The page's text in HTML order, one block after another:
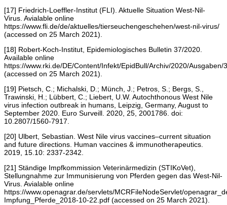
[17] Friedrich-Loeffler-Institut (FLI). Aktuelle Situation West-Nil-
Virus. Avialable online
https://www.fli.de/de/aktuelles/tierseuchengeschehen/west-nil-virus/
(accessed on 25 March 2021).
[18] Robert-Koch-Institut, Epidemiologisches Bulletin 37/2020.
Available online
https://www.rki.de/DE/Content/Infekt/EpidBull/Archiv/2020/Ausgaben/
(accessed on 25 March 2021).
[19] Pietsch, C.; Michalski, D.; Münch, J.; Petros, S.; Bergs, S.,
Trawinski, H.; Lübbert, C.; Liebert, U.W. Autochthonous West Nile
virus infection outbreak in humans, Leipzig, Germany, August to
September 2020. Euro Surveill. 2020, 25, 2001786. doi:
10.2807/1560-7917.
[20] Ulbert, Sebastian. West Nile virus vaccines–current situation
and future directions. Human vaccines & immunotherapeutics.
2019, 15.10: 2337-2342.
[21] Ständige Impfkommission Veterinärmedizin (STIKoVet),
Stellungnahme zur Immunisierung von Pferden gegen das West-Nil-
Virus. Avialable online
https://www.openagrar.de/servlets/MCRFileNodeServlet/
Impfung_Pferde_2018-10-22.pdf (accessed on 25 March 2021).